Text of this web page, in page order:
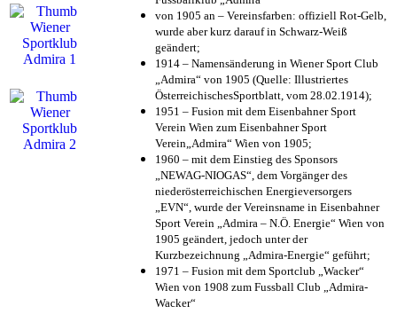
von 1905 an – Vereinsfarben: offiziell Rot-Gelb,
wurde aber kurz darauf in Schwarz-Weiß
geändert;
1914 – Namensänderung in Wiener Sport Club
„Admira“ von 1905 (Quelle: Illustriertes
ÖsterreichischesSportblatt, vom 28.02.1914);
1951 – Fusion mit dem Eisenbahner Sport
Verein Wien zum Eisenbahner Sport
Verein„Admira“ Wien von 1905;
1960 – mit dem Einstieg des Sponsors
„NEWAG-NIOGAS“, dem Vorgänger des
niederösterreichischen Energieversorgers
„EVN“, wurde der Vereinsname in Eisenbahner
Sport Verein „Admira – N.Ö. Energie“ Wien von
1905 geändert, jedoch unter der
Kurzbezeichnung „Admira-Energie“ geführt;
1971 – Fusion mit dem Sportclub „Wacker“
Wien von 1908 zum Fussball Club „Admira-
Wacker“